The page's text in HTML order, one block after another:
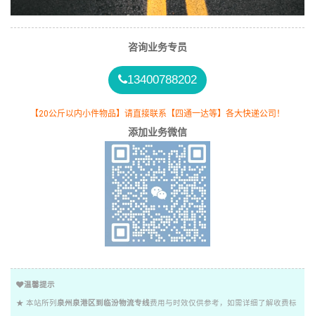
咨询业务专员
13400788202
【20公斤以内小件物品】请直接联系【四通一达等】各大快递公司！
添加业务微信
温馨提示
★ 本站所列 泉州泉港区到临汾物流专线费用与时效仅供参考，如需详细了解收费标